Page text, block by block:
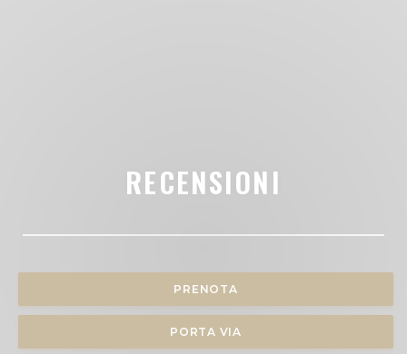
RECENSIONI
PRENOTA
PORTA VIA